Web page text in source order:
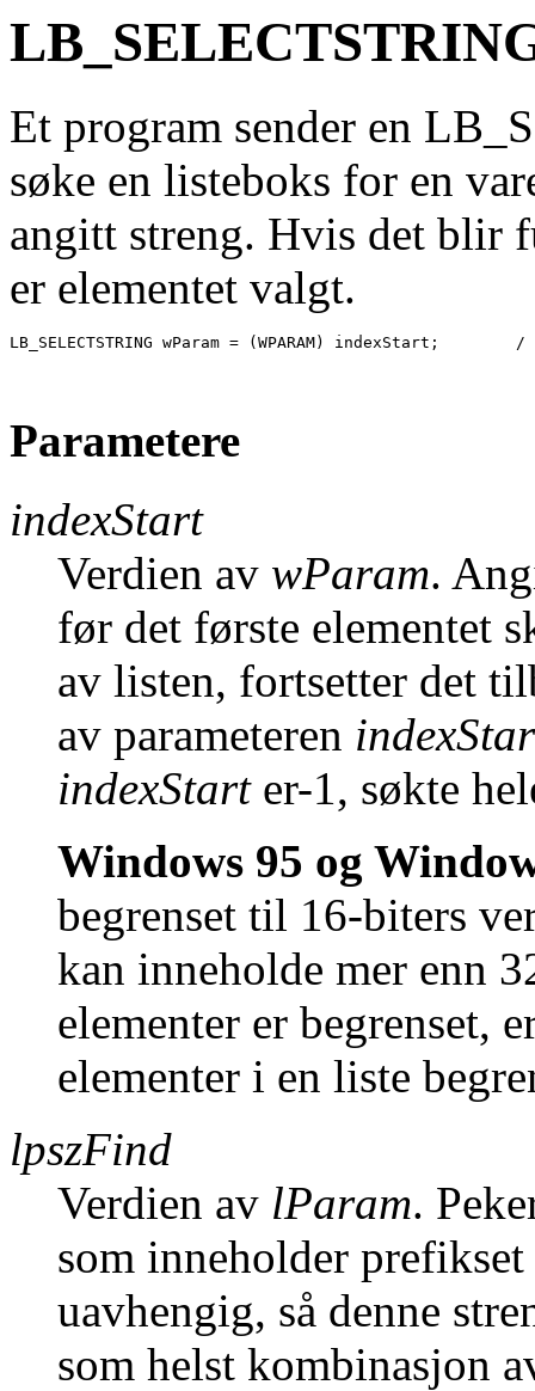
Et program sender en
søke en listeboks for en
angitt streng. Hvis det blir
er elementet valgt.
LB_SELECTSTRING wParam = (WPARAM) indexStart;
Parametere
indexStart
Verdien av wParam.
før det første elementet
av listen, fortsetter det
av parameteren
indexStarter-1, søkte
Windows 95 og
begrenset til 16-biters
kan inneholde mer enn
elementer er begrenset,
elementer i en liste
lpszFind
Verdien av lParam.
som inneholder
uavhengig, så denne
som helst kombinasjon